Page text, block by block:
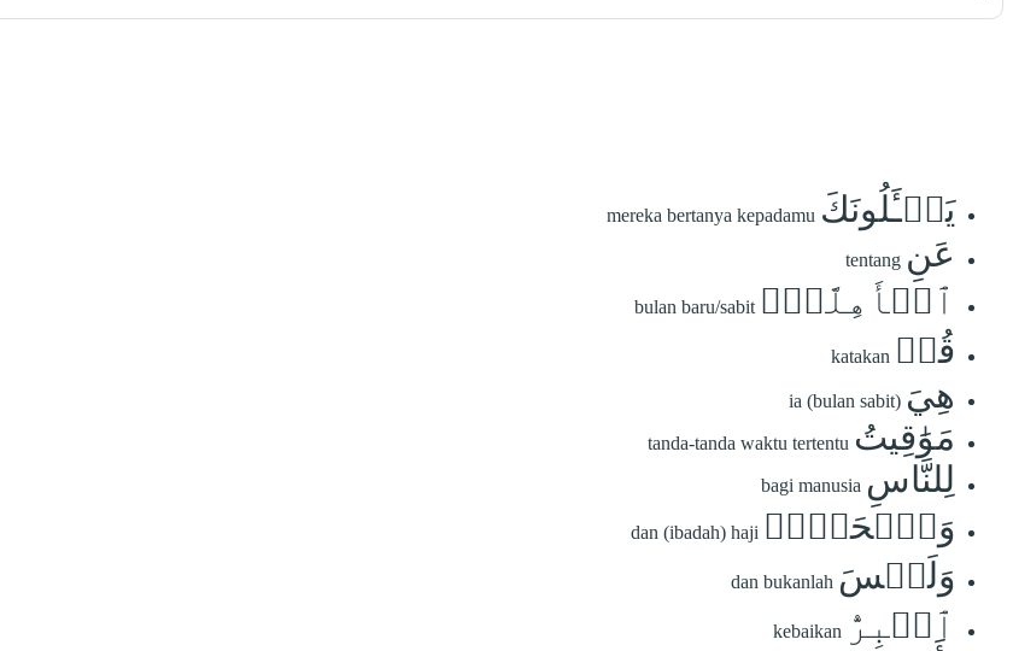
يَسۡـَٔلُونَكَ mereka bertanya kepadamu
عَنِ tentang
ٱلۡأَهِلَّةِۖ bulan baru/sabit
قُلۡ katakan
هِيَ ia (bulan sabit)
مَوَٰقِيتُ tanda-tanda waktu tertentu
لِلنَّاسِ bagi manusia
وَٱلۡحَجِّۗ dan (ibadah) haji
وَلَيۡسَ dan bukanlah
ٱلۡبِرُّ kebaikan